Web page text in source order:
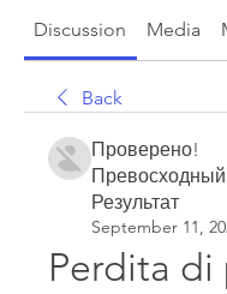
Discussion Media
Back
Проверено!
Превосходный
Результат
September 11,
Perdita di